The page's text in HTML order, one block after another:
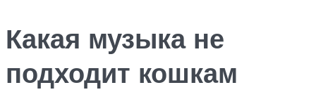
Какая музыка не
подходит кошкам